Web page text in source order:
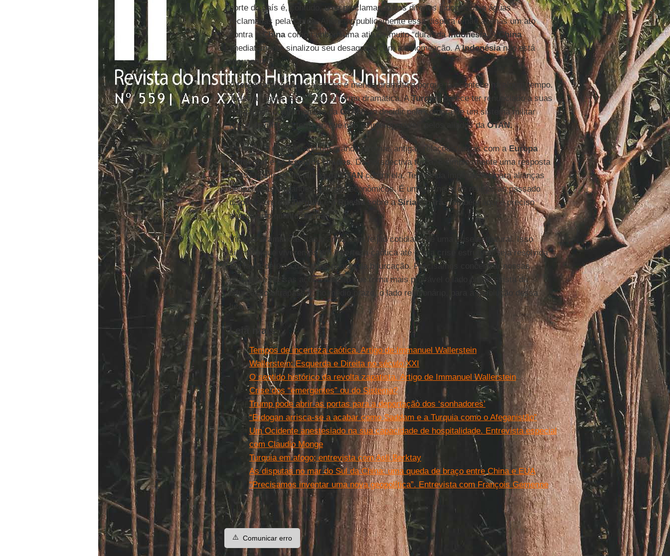
norte do país é, contudo, uma proclamação dos direitos indonésios a águas
reclamadas pelaChina.Anunciar publicamente essa disputa é não apenas um ato
contra aChinacomo também uma atitude muito “dura” daIndonésia.A China
imediatamente sinalizou seu desagrado com a renomeação. AIndonésianão está
recuando.
Aterceira viradaem alianças é menos dramática porque já acontece há algum tempo.
Todavia, agora assumiu uma forma dramática. ATurquia parece ter renunciado a suas
obrigações como membro daOTAN,ao decidir pela compra de um sistema militar
russo de mísseis terra-ar, que não é “interoperável” pelos aliados daOTAN.
Esse ato é considerado um grande giro nas antigas relações turcas com aEuropa
Ocidentale osEstados Unidos. Da perspectiva turca, é simplesmente uma resposta
a atos hostis de membros daOTANcontra ela. Tem ainda implicações para alianças
geopolíticas e grandes arranjos econômicos. É uma maneira de relegar ao passado
disputas entre aTurquia e a Rússia sobre aSíriae oIrã.Também aqui é preciso
averiguar o quanto durará.
Viradas dramáticas são o arroz com feijão cotidiano de uma crise estrutural. Isso
significa que viveremos em incerteza caótica até que a crise estrutural seja resolvida
em favor de uma das duas pontas da bifurcação. Precisamos concentrar nossas
análises e nossas ações naquilo que torna mais provável o lado progressista da
bifurcação ultrapassar, no médio prazo, o lado reacionário, para a resolução dessa
luta.
Leia mais
Tempos de incerteza caótica. Artigo de Immanuel Wallerstein
Wallerstein: Esquerda e Direita no século XXI
O sentido histórico da revolta zapatista. Artigo de Immanuel Wallerstein
Crise dos “emergentes” ou do Sistema?
Trump pode abrir as portas para a deportação dos ‘sonhadores’
“Erdogan arrisca-se a acabar como Saddam e a Turquia como o Afeganistão”
Um Ocidente anestesiado na sua capacidade de hospitalidade. Entrevista especial
com Claudio Monge
Turquia em afogo; entrevista com Asli Berktay
As disputas no mar do Sul da China: uma queda de braço entre China e EUA
“Precisamos inventar uma nova geopolítica”. Entrevista com François Gemenne
⚠️ Comunicar erro